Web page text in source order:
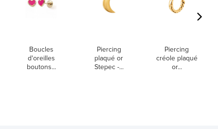
Boucles
d'oreilles
boutons...
Piercing
plaqué or
Stepec -...
Piercing
créole plaqué
or...